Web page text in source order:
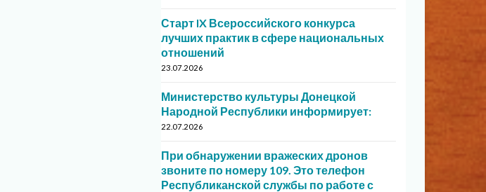
Старт IX Всероссийского конкурса
лучших практик в сфере национальных
отношений
23.07.2026
Министерство культуры Донецкой
Народной Республики информирует:
22.07.2026
При обнаружении вражеских дронов
звоните по номеру 109. Это телефон
Республиканской службы по работе с